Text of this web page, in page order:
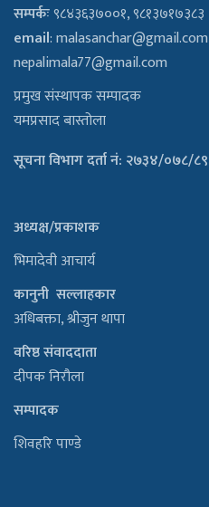
सम्पर्कः९८४३६३७००१, ९८१३७१७३८३
email:malasanchar@gmail.com
nepalimala77@gmail.com
प्रमुख संस्थापक सम्पादक
यमप्रसाद बास्तोला
सूचना विभाग दर्ता नं: २७३४/०७८/८९
अध्यक्ष/प्रकाशक
भिमादेवी आचार्य
कानुनी सल्लाहकार
अधिबक्ता, श्रीजुन थापा
वरिष्ठ संवाददाता
दीपक निरौला
सम्पादक
शिवहरि पाण्डे